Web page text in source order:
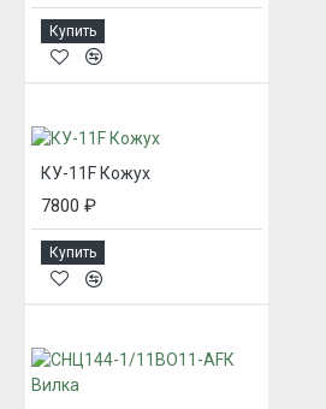
Купить
КУ-11F Кожух
7800 ₽
Купить